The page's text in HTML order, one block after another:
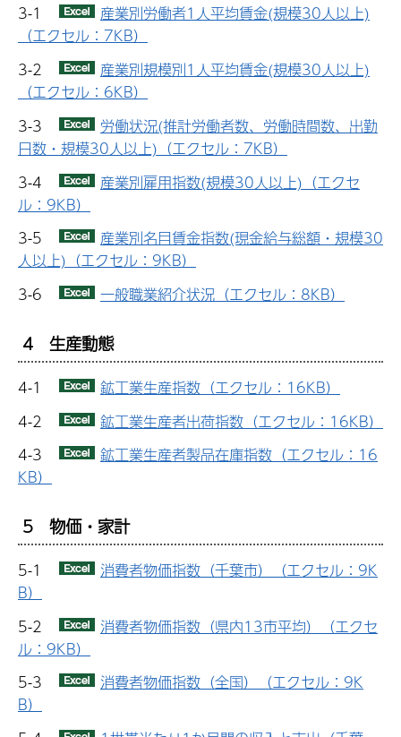
3-1
産業別労働者1人平均賃金(規模30人以上)
（エクセル：7KB）
3-2
産業別規模別1人平均賃金(規模30人以上)
（エクセル：6KB）
3-3
労働状況(推計労働者数、労働時間数、出勤
日数・規模30人以上)（エクセル：7KB）
3-4
産業別雇用指数(規模30人以上)（エクセ
ル：9KB）
3-5
産業別名目賃金指数(現金給与総額・規模30
人以上)（エクセル：9KB）
3-6
一般職業紹介状況（エクセル：8KB）
4 生産動態
4-1
鉱工業生産指数（エクセル：16KB）
4-2
鉱工業生産者出荷指数（エクセル：16KB）
4-3
鉱工業生産者製品在庫指数（エクセル：16
KB）
5 物価・家計
5-1
消費者物価指数（千葉市）（エクセル：9K
B）
5-2
消費者物価指数（県内13市平均）（エクセ
ル：9KB）
5-3
消費者物価指数（全国）（エクセル：9K
B）